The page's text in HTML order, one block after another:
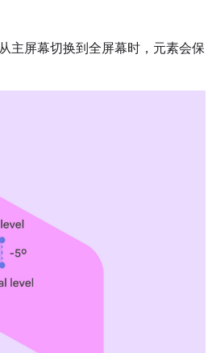
主屏幕切换到全屏幕时，元素会保